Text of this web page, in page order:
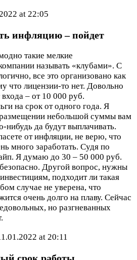
at 22:05
инфляцию – пойдет
такие мелкие
называть «клубами». С
все это организовано как
что лицензии-то нет. Довольно
– от 10 000 руб.
на срок от одного года. Я
небольшой суммы вам
нибудь да будут выплачивать.
от инфляции, не верю, что
много заработать. Судя по
Я думаю до 30 – 50 000 руб.
Другой вопрос, нужны
подходит ли такая
случае не уверена, что
очень долго на плаву. Сейчас
но разгневанных
at 20:11